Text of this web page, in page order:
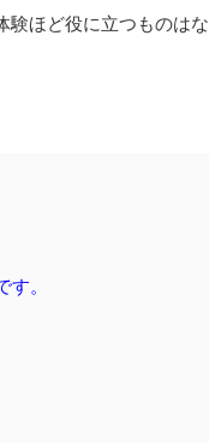
ほど役に立つものはな
。